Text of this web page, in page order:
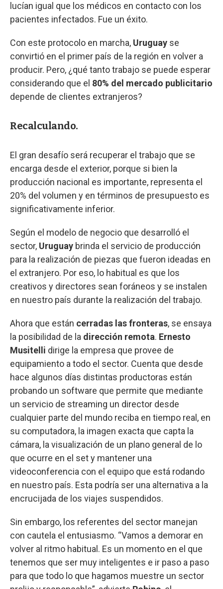
lucían igual que los médicos en contacto con los
pacientes infectados. Fue un éxito.
Con este protocolo en marcha, Uruguay se
convirtió en el primer país de la región en volver a
producir. Pero, ¿qué tanto trabajo se puede esperar
considerando que el 80% del mercado publicitario
depende de clientes extranjeros?
Recalculando.
El gran desafío será recuperar el trabajo que se
encarga desde el exterior, porque si bien la
producción nacional es importante, representa el
20% del volumen y en términos de presupuesto es
significativamente inferior.
Según el modelo de negocio que desarrolló el
sector, Uruguay brinda el servicio de producción
para la realización de piezas que fueron ideadas en
el extranjero. Por eso, lo habitual es que los
creativos y directores sean foráneos y se instalen
en nuestro país durante la realización del trabajo.
Ahora que están cerradas las fronteras, se ensaya
la posibilidad de la dirección remota. Ernesto
Musitelli dirige la empresa que provee de
equipamiento a todo el sector. Cuenta que desde
hace algunos días distintas productoras están
probando un software que permite que mediante
un servicio de streaming un director desde
cualquier parte del mundo reciba en tiempo real, en
su computadora, la imagen exacta que capta la
cámara, la visualización de un plano general de lo
que ocurre en el set y mantener una
videoconferencia con el equipo que está rodando
en nuestro país. Esta podría ser una alternativa a la
encrucijada de los viajes suspendidos.
Sin embargo, los referentes del sector manejan
con cautela el entusiasmo. “Vamos a demorar en
volver al ritmo habitual. Es un momento en el que
tenemos que ser muy inteligentes e ir paso a paso
para que todo lo que hagamos muestre un sector